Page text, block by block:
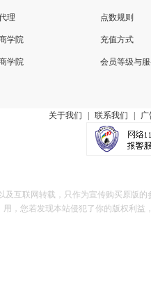
理
学院
学院
点数规则
充值方式
会员等级与
关于我们 联系我们 广
及互联网转载，只作为宣传购买原版
用，您若发现本站侵犯了你的版权利益